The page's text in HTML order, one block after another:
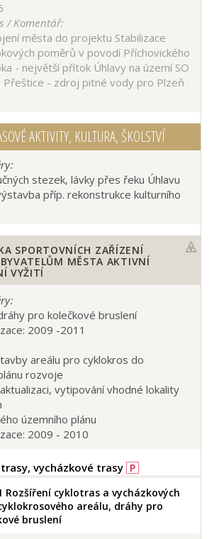
/ Komentář:
města do projektu Stabilizace
poměrů v povodí Příchovického
- největší přítok Úhlavy na území SO
Přeštice - zdroj pitné vody pro Plzeň
AKTIVITY, KULTURA, ŠKOLSTVÍ
stezek, lávky přes řeku Úhlavu
příp. rekonstrukce kulturního
SPORTOVNÍCH ZAŘÍZENÍ
MĚSTA AKTIVNÍ
VYŽITÍ
pro kolečkové bruslení
2009 -2011
areálu pro cyklokros do
rozvoje
vytipování vhodné lokality
územního plánu
2009 - 2010
vycházkové trasy P
Rozšíření cyklotras a vycházkových
areálu, dráhy pro
bruslení